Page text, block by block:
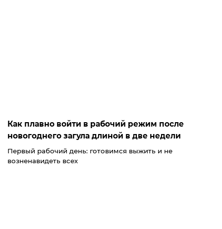
Как плавно войти в рабочий режим после
новогоднего загула длиной в две недели
Первый рабочий день: готовимся выжить и не
возненавидеть всех